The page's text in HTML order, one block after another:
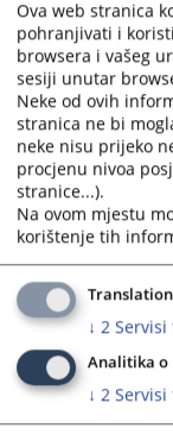
a
date.
Press
the
mark
key
to
the
for
Ova web stranica
pohranjivati i
browsera i vašeg
sesiji unutar
Neke od ovih
stranica ne bi
neke nisu prijeko
procjenu nivoa
stranice...).
Na ovom mjestu
korištenje tih
Translation
↓ 2
Analitika o
↓ 2